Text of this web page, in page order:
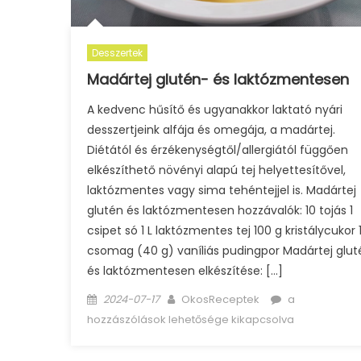
Desszertek
Madártej glutén- és laktózmentesen
A kedvenc hűsítő és ugyanakkor laktató nyári
desszertjeink alfája és omegája, a madártej.
Diétától és érzékenységtől/allergiától függően
elkészíthető növényi alapú tej helyettesítővel,
laktózmentes vagy sima tehéntejjel is. Madártej
glutén és laktózmentesen hozzávalók: 10 tojás 1
csipet só 1 L laktózmentes tej 100 g kristálycukor 1
csomag (40 g) vaníliás pudingpor Madártej
és laktózmentesen elkészítése: […]
Posted
on
2024-07-17 Author
OkosReceptek
Madártej
glutén-
a
hozzászólások lehetősége kikapcsolva